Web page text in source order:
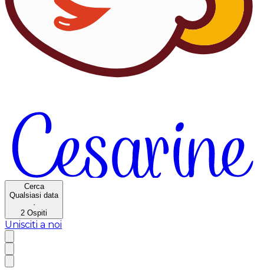
Cerca
Qualsiasi data
·
2 Ospiti
Unisciti a noi